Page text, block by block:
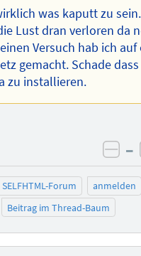
was kaputt zu
Lust dran verloren da
Versuch hab ich auf
gemacht. Schade
zu installieren.
–
SELFHTML-Forum
anmelden
Beitrag im Thread-Baum